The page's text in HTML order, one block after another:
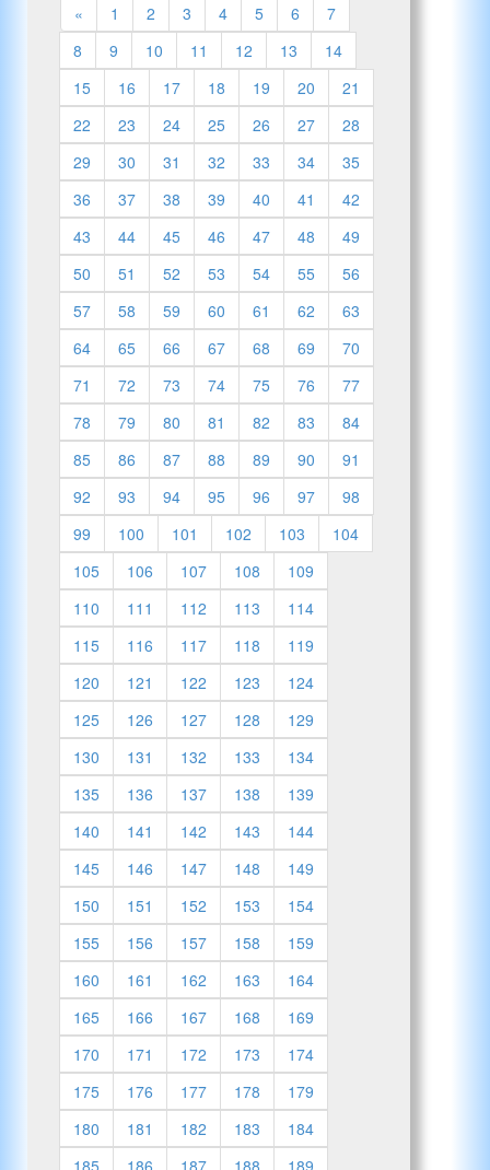
« 1 2 3 4 5 6
7
8
9 10 11 12 13
14
15
16 17 18 19 20
21
22
23 24 25 26 27
28
29
30 31 32 33 34
35
36
37 38 39 40 41
42
43
44 45 46 47 48
49
50
51 52 53 54 55
56
57
58 59 60 61 62
63
64
65 66 67 68 69
70
71
72 73 74 75 76
77
78
79 80 81 82 83
84
85
86 87 88 89 90
91
92
93 94 95 96 97
98
99
100 101 102 103
104
105
106 107 108
109
110
111 112 113
114
115
116 117 118
119
120
121 122 123
124
125
126 127 128
129
130
131 132 133
134
135
136 137 138
139
140
141 142 143
144
145
146 147 148
149
150
151 152 153
154
155
156 157 158
159
160
161 162 163
164
165
166 167 168
169
170
171 172 173
174
175
176 177 178
179
180
181 182 183
184
185
186 187 188
189